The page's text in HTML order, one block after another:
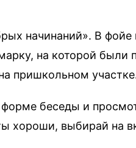
начинаний». В
на которой
пришкольном
беседы и
хороши, выбирай на